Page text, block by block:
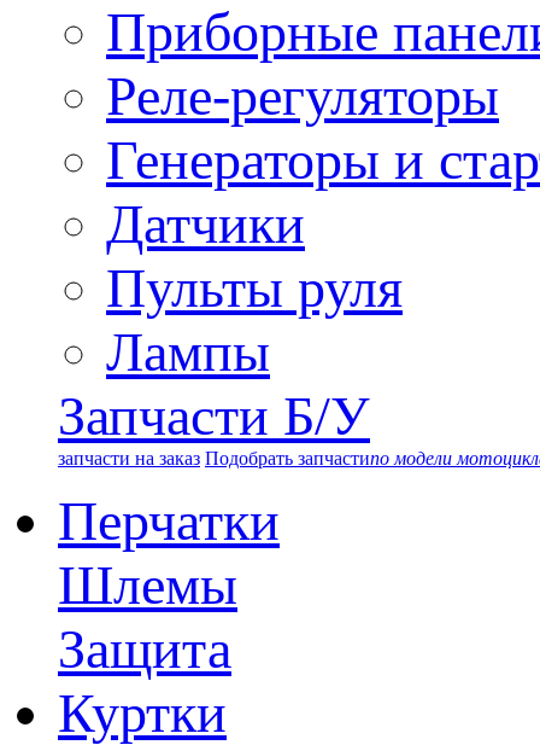
Приборные
Реле-регуляторы
Генераторы и
Датчики
Пульты руля
Лампы
Запчасти Б/У
запчасти на заказ Подобрать запчастипо модели
Перчатки
Шлемы
Защита
Куртки